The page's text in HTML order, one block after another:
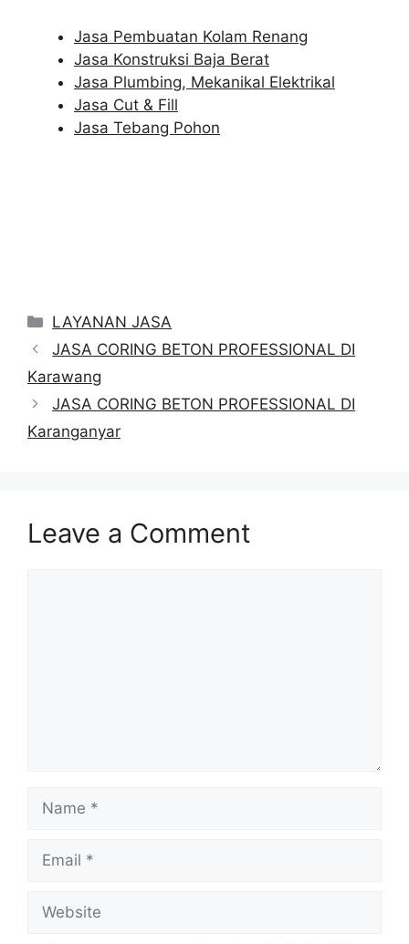
Jasa Pembuatan Kolam Renang
Jasa Konstruksi Baja Berat
Jasa Plumbing, Mekanikal Elektrikal
Jasa Cut & Fill
Jasa Tebang Pohon
Categories
LAYANAN JASA
JASA CORING BETON PROFESSIONAL DI
Karawang
JASA CORING BETON PROFESSIONAL DI
Karanganyar
Leave a Comment
Name
Email
Website